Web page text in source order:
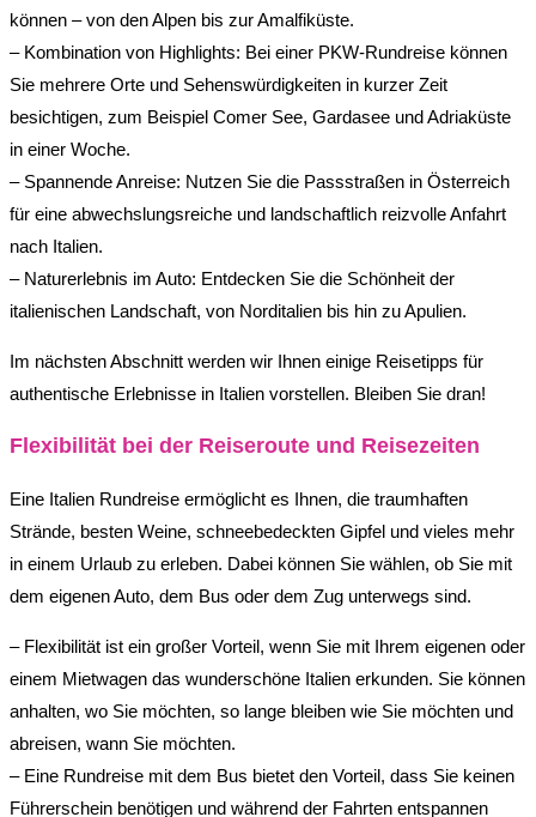
können – von den Alpen bis zur Amalfiküste.
– Kombination von Highlights: Bei einer PKW-Rundreise können
Sie mehrere Orte und Sehenswürdigkeiten in kurzer Zeit
besichtigen, zum Beispiel Comer See, Gardasee und Adriaküste
in einer Woche.
– Spannende Anreise: Nutzen Sie die Passstraßen in Österreich
für eine abwechslungsreiche und landschaftlich reizvolle Anfahrt
nach Italien.
– Naturerlebnis im Auto: Entdecken Sie die Schönheit der
italienischen Landschaft, von Norditalien bis hin zu Apulien.
Im nächsten Abschnitt werden wir Ihnen einige Reisetipps für
authentische Erlebnisse in Italien vorstellen. Bleiben Sie dran!
Flexibilität bei der Reiseroute und Reisezeiten
Eine Italien Rundreise ermöglicht es Ihnen, die traumhaften
Strände, besten Weine, schneebedeckten Gipfel und vieles mehr
in einem Urlaub zu erleben. Dabei können Sie wählen, ob Sie mit
dem eigenen Auto, dem Bus oder dem Zug unterwegs sind.
– Flexibilität ist ein großer Vorteil, wenn Sie mit Ihrem eigenen oder
einem Mietwagen das wunderschöne Italien erkunden. Sie können
anhalten, wo Sie möchten, so lange bleiben wie Sie möchten und
abreisen, wann Sie möchten.
– Eine Rundreise mit dem Bus bietet den Vorteil, dass Sie keinen
Führerschein benötigen und während der Fahrten entspannen